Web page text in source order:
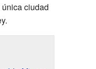
ciudad